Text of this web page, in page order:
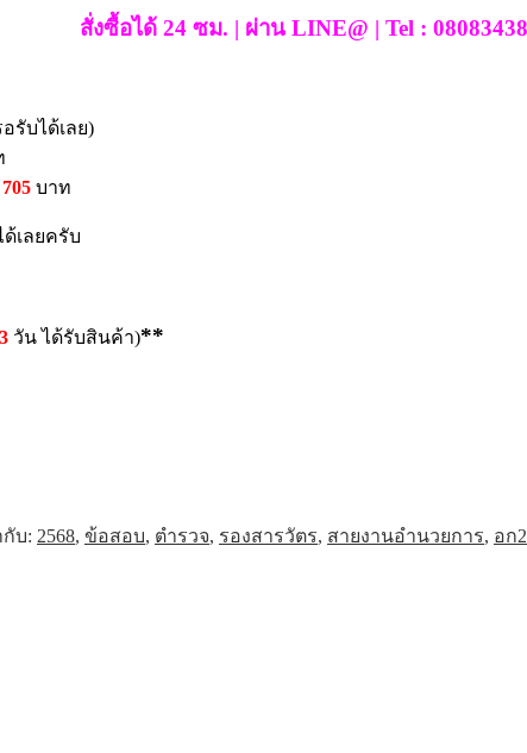
สั่งซื้อได้ 24 ซม. | ผ่าน LINE@ | Tel :
รับได้เลย)
705 บาท
เลยครับ
วัน ได้รับสินค้า)**
บ: 2568, ข้อสอบ, ตำรวจ, รองสารวัตร, สายงานอำนวยการ, อก2